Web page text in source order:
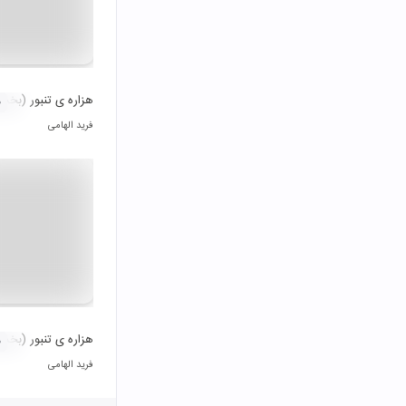
هزاره ی تنبور
فرید الهامی
هزاره ی تنبور
فرید الهامی